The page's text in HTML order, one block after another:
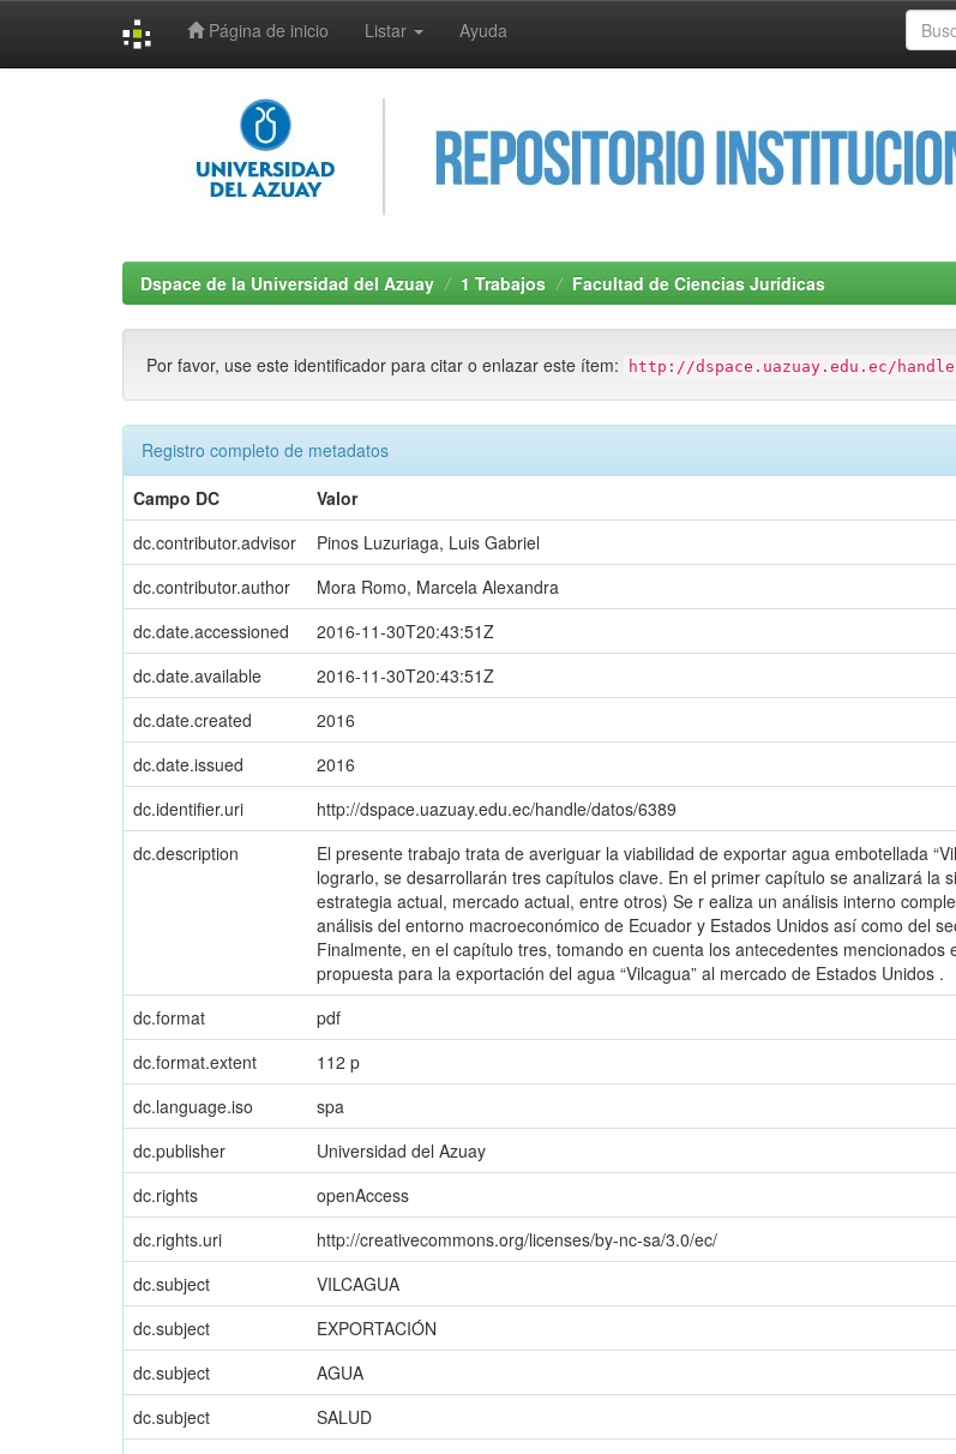
Página de inicio Listar Ayuda
Dspace de la Universidad del Azuay 1 Trabajos Facultad de Ciencias Jurídicas
Por favor, use este identificador para citar o enlazar este ítem: http://dspace.uazuay.edu.ec/
Registro completo de metadatos
Campo DC
Valor
dc.contributor.advisor
Pinos Luzuriaga, Luis Gabriel
dc.contributor.author
Mora Romo, Marcela Alexandra
dc.date.accessioned
2016-11-30T20:43:51Z
dc.date.available
2016-11-30T20:43:51Z
dc.date.created
2016
dc.date.issued
2016
dc.identifier.uri
http://dspace.uazuay.edu.ec/handle/datos/6389
dc.description
El presente trabajo trata de averiguar la viabilidad de exportar agua embotellada
lograrlo, se desarrollarán tres capítulos clave. En el primer capítulo se analizará la
estrategia actual, mercado actual, entre otros) Se r ealiza un análisis interno
análisis del entorno macroeconómico de Ecuador y Estados Unidos así como del
Finalmente, en el capítulo tres, tomando en cuenta los antecedentes
propuesta para la exportación del agua “Vilcagua” al mercado de Estados Unidos .
dc.format pdf
dc.format.extent
112 p
dc.language.iso
spa
dc.publisher
Universidad del Azuay
dc.rights
openAccess
dc.rights.uri
http://creativecommons.org/licenses/by-nc-sa/3.0/ec/
dc.subject
VILCAGUA
dc.subject
EXPORTACIÓN
dc.subject
AGUA
dc.subject
SALUD